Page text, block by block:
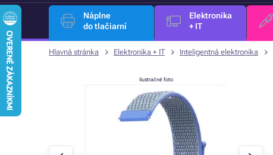
Náplne
do tlačiarní
Elektronika
+ IT
Hlavná stránka Elektronika + IT Inteligentná elektronika
ilustračné foto